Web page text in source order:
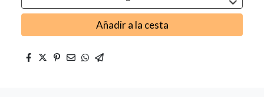
Añadir a la cesta